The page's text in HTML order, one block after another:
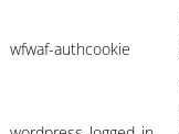
wfwaf-authcookie